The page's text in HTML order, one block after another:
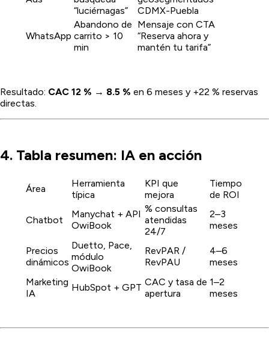
“luciérnagas”
CDMX-Puebla
WhatsApp
Abandono de
carrito > 10
min
Mensaje con CTA
“Reserva ahora y
mantén tu tarifa”
Resultado: CAC 12 % → 8.5 % en 6 meses y +22 % reservas
directas.
4. Tabla resumen: IA en acción
Área
Herramienta
típica
KPI que
mejora
Tiempo
de ROI
Chatbot
Manychat + API
OwiBook
% consultas
atendidas
24/7
2–3
meses
Precios
dinámicos
Duetto, Pace,
módulo
OwiBook
RevPAR /
RevPAU
4–6
meses
Marketing
IA
HubSpot + GPT CAC y tasa de
apertura
1–2
meses